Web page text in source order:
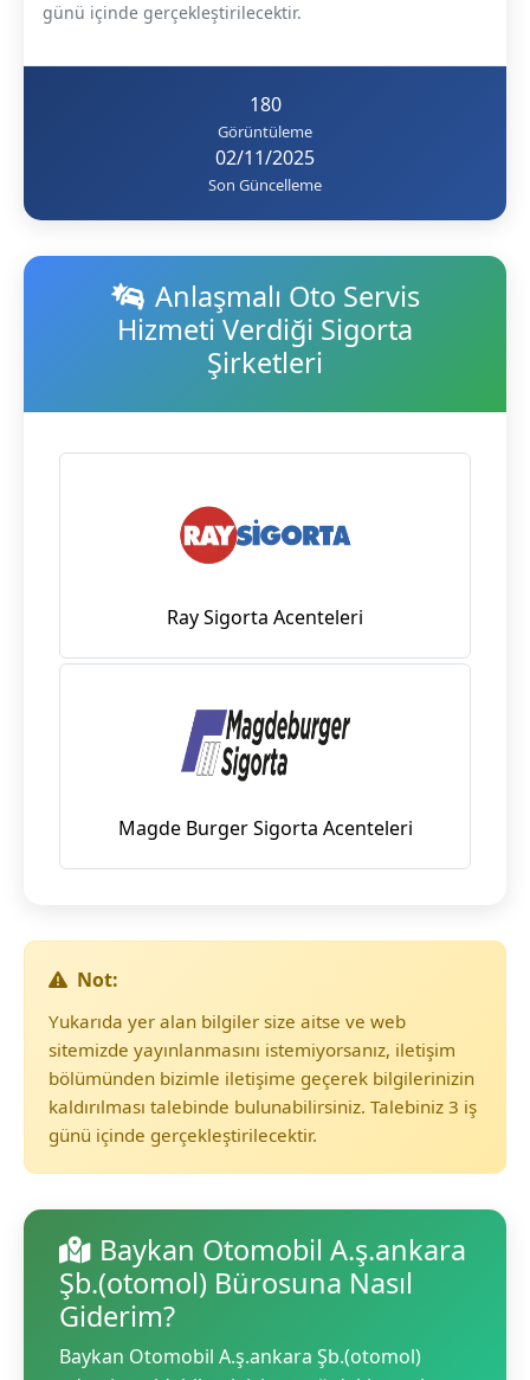
günü içinde gerçekleştirilecektir.
180
Görüntüleme
02/11/2025
Son Güncelleme
Anlaşmalı Oto Servis
Hizmeti Verdiği Sigorta
Şirketleri
Ray Sigorta Acenteleri
Magde Burger Sigorta Acenteleri
Not:
Yukarıda yer alan bilgiler size aitse ve web
sitemizde yayınlanmasını istemiyorsanız, iletişim
bölümünden bizimle iletişime geçerek bilgilerinizin
kaldırılması talebinde bulunabilirsiniz. Talebiniz 3 iş
günü içinde gerçekleştirilecektir.
Baykan Otomobil A.ş.ankara
Şb.(otomol) Bürosuna Nasıl
Giderim?
Baykan Otomobil A.ş.ankara Şb.(otomol)